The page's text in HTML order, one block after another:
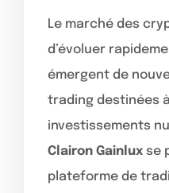
Le marché des
d’évoluer
émergent de
trading destinées
investissements
Clairon Gainlux se
plateforme de